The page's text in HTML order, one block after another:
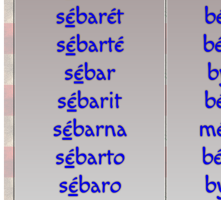
sébarét
sébarté
sébar
sébarit
sébarna
sébarto
sébaro